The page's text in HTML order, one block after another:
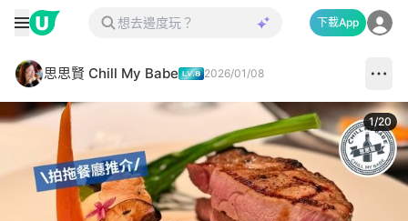
下載App
思思賢 Chill My Babe 2026/01/08
1/20